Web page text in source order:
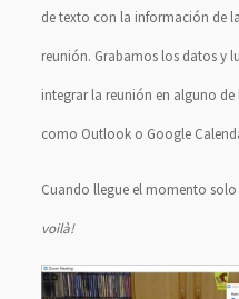
de texto con la información de
reunión. Grabamos los datos y
integrar la reunión en alguno
como Outlook o Google
Cuando llegue el momento
voilà!